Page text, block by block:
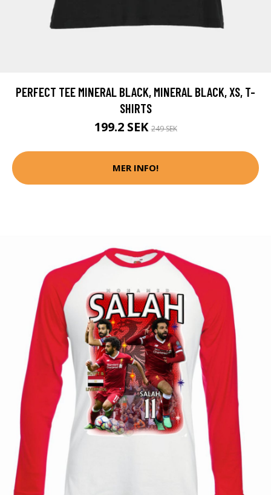
PERFECT TEE MINERAL BLACK, MINERAL BLACK, XS, T-
SHIRTS
199.2 SEK249 SEK
MER INFO!